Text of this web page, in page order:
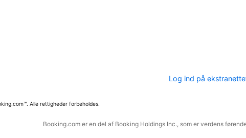
Log ind på
Alle rettigheder forbeholdes.
Booking.com er en del af Booking Holdings Inc., som er verdens